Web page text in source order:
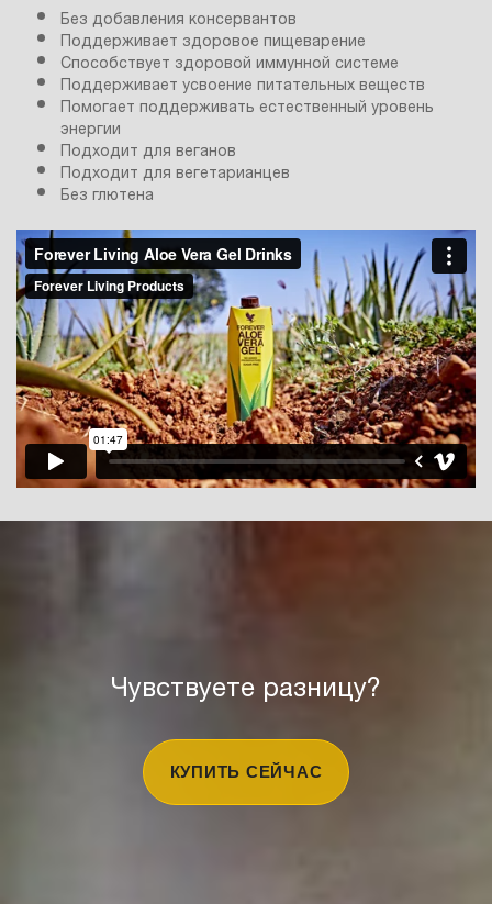
Без добавления консервантов
Поддерживает здоровое пищеварение
Способствует здоровой иммунной системе
Поддерживает усвоение питательных веществ
Помогает поддерживать естественный уровень
энергии
Подходит для веганов
Подходит для вегетарианцев
Без глютена
Чувствуете разницу?
КУПИТЬ СЕЙЧАС